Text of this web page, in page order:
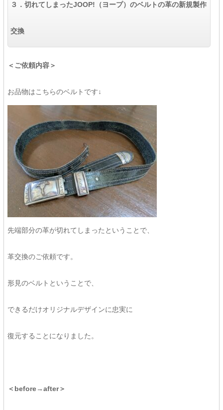
３． 切れてしまったJOOP!（ヨープ）のベルトの革の新規製作
交換
＜ご依頼内容＞
お品物はこちらのベルトです↓
先端部分の革が切れてしまったということで、
革交換のご依頼です。
形見のベルトということで、
できるだけオリジナルデザインに忠実に
復元することになりました。
＜before→after＞